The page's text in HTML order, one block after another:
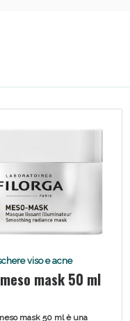
viso e acne
mask 50 ml
mask 50 ml è una